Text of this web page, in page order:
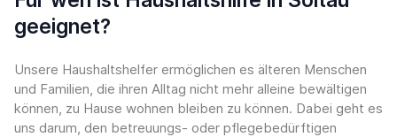
geeignet?
Unsere Haushaltshelfer ermöglichen es älteren Menschen
und Familien, die ihren Alltag nicht mehr alleine bewältigen
können, zu Hause wohnen bleiben zu können. Dabei geht es
uns darum, den betreuungs- oder pflegebedürftigen